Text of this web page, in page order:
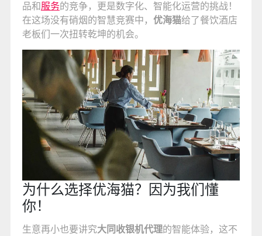
品和服务的竞争，更是数字化、智能化运营的挑战！
在这场没有硝烟的智慧竞赛中， 优海猫给了餐饮酒店
老板们一次扭转乾坤的机会。
为什么选择优海猫？因为我们懂
你！
生意再小也要讲究大同收银机代理的智能体验，这不